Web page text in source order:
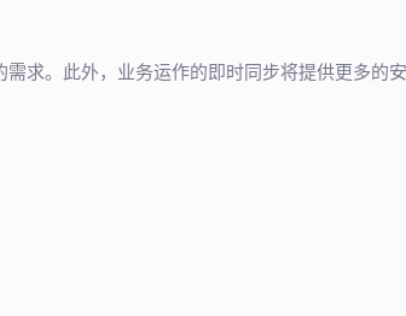
求。此外，业务运作的即时同步将提供更多的安